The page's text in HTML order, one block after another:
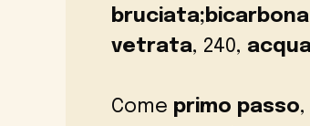
vetrata, 240,
Come primo passo